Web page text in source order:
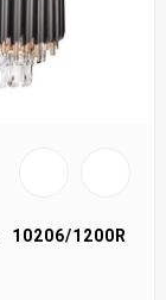
10206/1200R